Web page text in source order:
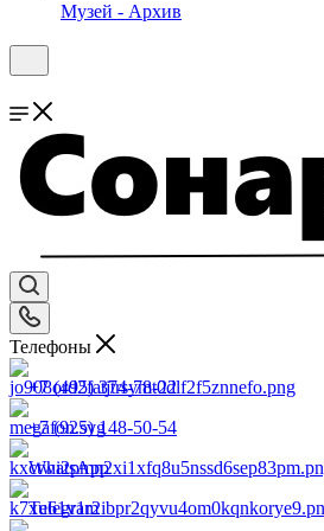
Музей - Архив
Телефоны
+7 (495) 374-78-22
+7 (925) 148-50-54
WhatsApp
Telegram